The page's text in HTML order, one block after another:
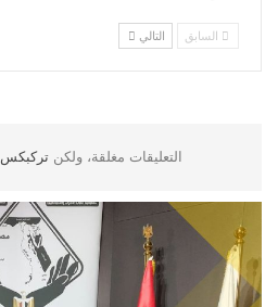
السابق التالي
التعليقات مغلقة، ولكن تركبكس